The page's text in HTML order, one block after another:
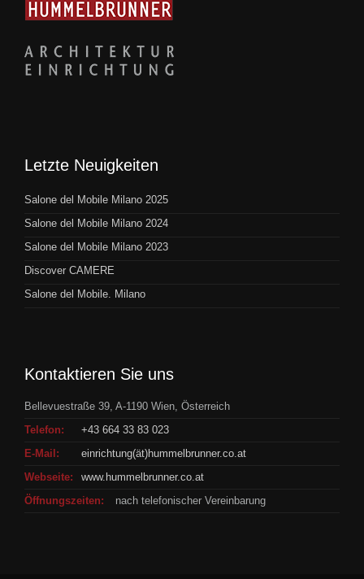
Letzte Neuigkeiten
Salone del Mobile Milano 2025
Salone del Mobile Milano 2024
Salone del Mobile Milano 2023
Discover CAMERE
Salone del Mobile. Milano
Kontaktieren Sie uns
Bellevuestraße 39, A-1190 Wien, Österreich
Telefon:
+43 664 33 83 023
E-Mail:
einrichtung(ät)hummelbrunner.co.at
Webseite:
www.hummelbrunner.co.at
Öffnungszeiten:
nach telefonischer Vereinbarung